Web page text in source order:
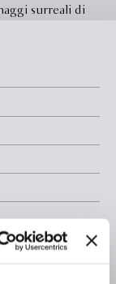
surreali di
pubblicati su
di dialoghi, di
grazia
artisti.